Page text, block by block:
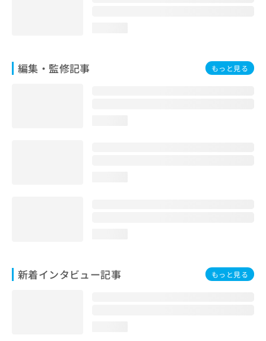
編集・監修記事 もっと見る
新着インタビュー記事 もっと見る